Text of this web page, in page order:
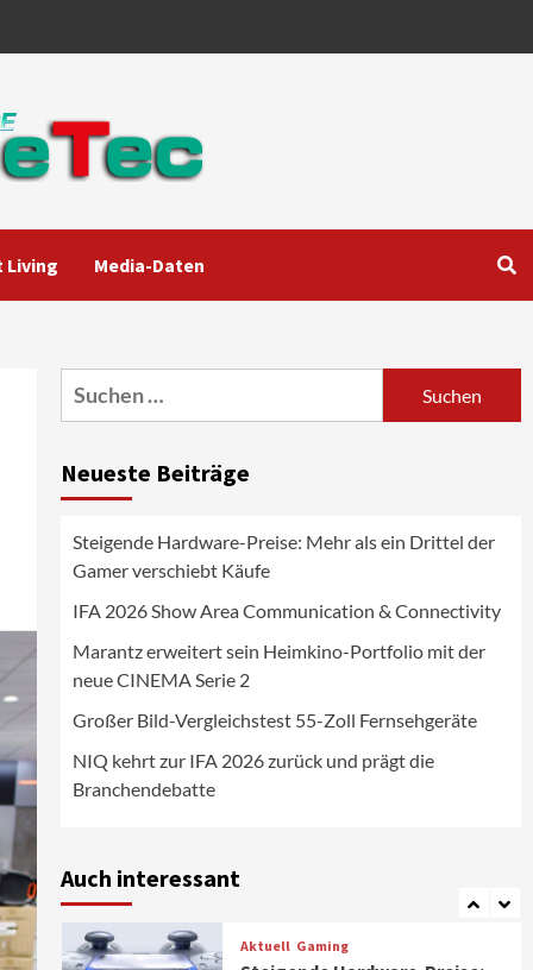
Living Media-Daten
Suchen
nach:
Neueste Beiträge
Steigende Hardware-Preise: Mehr als ein Drittel der
Gamer verschiebt Käufe
IFA 2026 Show Area Communication & Connectivity
Marantz erweitert sein Heimkino-Portfolio mit der
neue CINEMA Serie 2
Großer Bild-Vergleichstest 55-Zoll Fernsehgeräte
NIQ kehrt zur IFA 2026 zurück und prägt die
Branchendebatte
Auch interessant
Marantz erweitert sein
4
News aus dem Internet
55-Zoll Fernsehgeräte
5
Wirtschaft
NIQ kehrt zur IFA 2026 zurück
Branchendebatte
6
Aktuell
in strategisch wichtigen
Märkten aus
7
Ventilatoren
Aktuell Gaming